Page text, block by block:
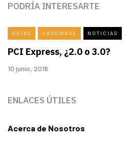
PODRÍA INTERESARTE
GUÍAS HARDWARE NOTICIAS
PCI Express, ¿2.0 o 3.0?
10 junio, 2016
ENLACES ÚTILES
Acerca de Nosotros